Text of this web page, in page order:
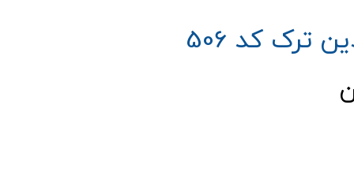
ترک کد 506